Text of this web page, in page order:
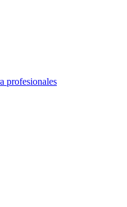
profesionales